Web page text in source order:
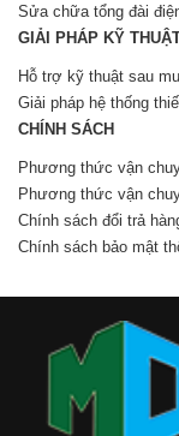
Sửa chữa tổng đài
GIẢI PHÁP KỸ
Hỗ trợ kỹ thuật sau
Giải pháp hệ thống
CHÍNH SÁCH
Phương thức vận
Phương thức vận
Chính sách đổi trả
Chính sách bảo mật